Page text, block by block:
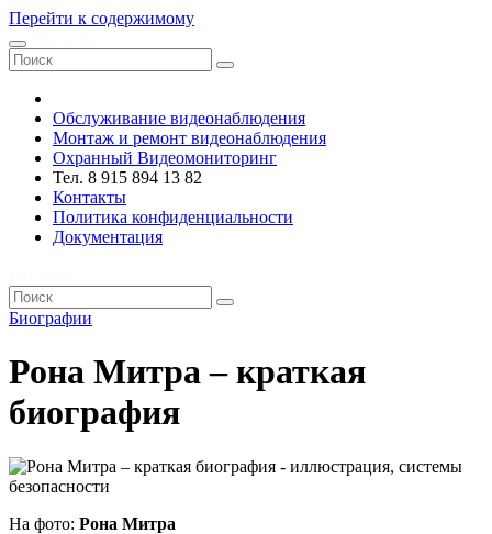
Перейти к содержимому
Обслуживание видеонаблюдения
Монтаж и ремонт видеонаблюдения
Охранный Видеомониторинг
Тел. 8 915 894 13 82
Контакты
Политика конфиденциальности
Документация
Биографии
Рона Митра – краткая
биография
На фото: Рона Митра